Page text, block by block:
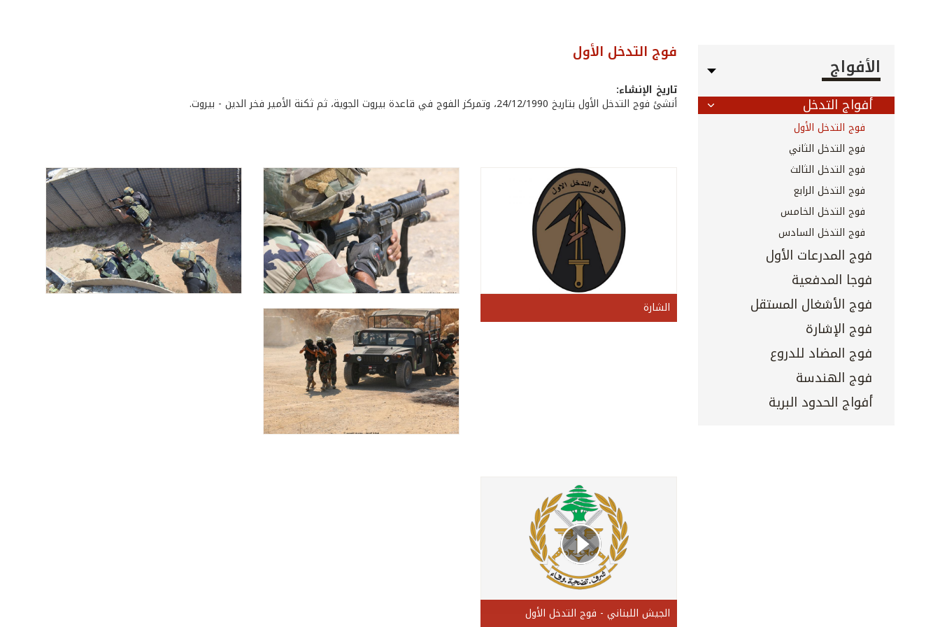
الأفواج
أفواج التدخل
فوج التدخل الأول
فوج التدخل الثاني
فوج التدخل الثالث
فوج التدخل الرابع
فوج التدخل الخامس
فوج التدخل السادس
فوج المدرعات الأول
فوجا المدفعية
فوج الأشغال المستقل
فوج الإشارة
فوج المضاد للدروع
فوج الهندسة
أفواج الحدود البرية
فوج التدخل الأول
تاريخ الإنشاء:
أنشئ فوج التدخل الأول بتاريخ 24/12/1990، وتمركز الفوج في قاعدة بيروت الجوية، ثم ثكنة الأمير فخر الدين - بيروت.
الشارة
الجيش اللبناني - فوج التدخل الأول